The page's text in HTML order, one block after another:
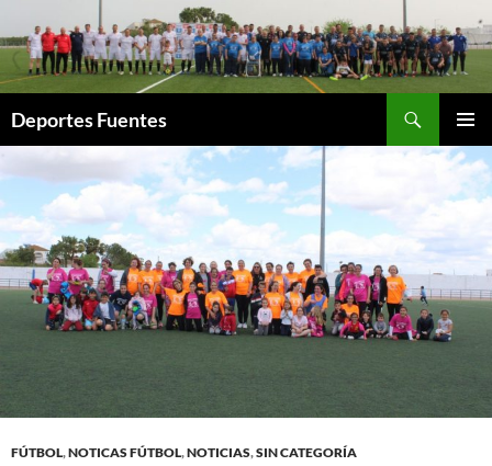
al
contenido
Deportes Fuentes
MENÚ
FÚTBOL,NOTICAS FÚTBOL,NOTICIAS,SIN CATEGORÍA